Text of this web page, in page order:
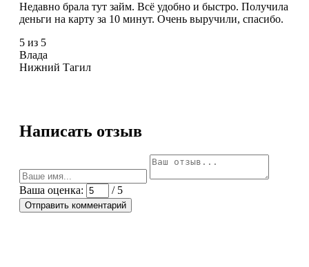
Недавно брала тут займ. Всё удобно и быстро. Получила
деньги на карту за 10 минут. Очень выручили, спасибо.
5 из 5
Влада
Нижний Тагил
Написать отзыв
Ваша оценка: / 5
Отправить комментарий